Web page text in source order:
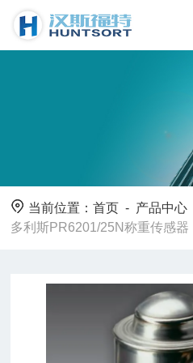
当前位置：首页 - 产品中心
多利斯PR6201/25N称重传感器